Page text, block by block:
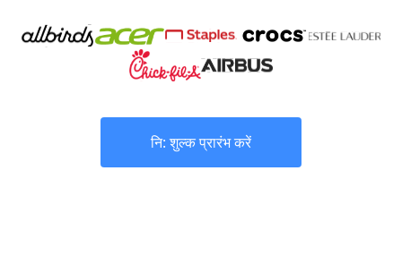
नि: शुल्क प्रारंभ करें